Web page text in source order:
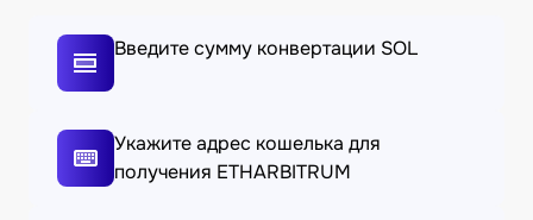
Введите сумму конвертации SOL
Укажите адрес кошелька для
получения ETHARBITRUM